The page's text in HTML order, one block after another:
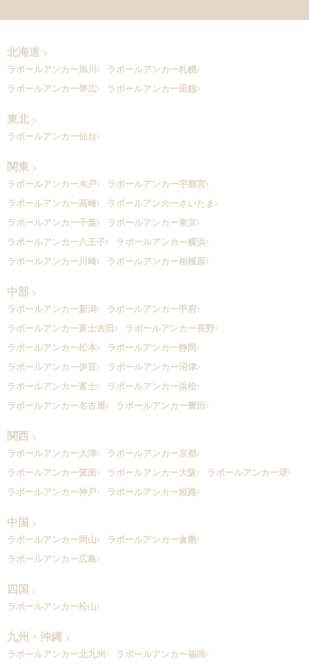
北海道
ラポールアンカー旭川
ラポールアンカー札幌
ラポールアンカー帯広
ラポールアンカー函館
東北
ラポールアンカー仙台
関東
ラポールアンカー水戸
ラポールアンカー宇都宮
ラポールアンカー高崎
ラポールアンカーさいたま
ラポールアンカー千葉
ラポールアンカー東京
ラポールアンカー八王子
ラポールアンカー横浜
ラポールアンカー川崎
ラポールアンカー相模原
中部
ラポールアンカー新潟
ラポールアンカー甲府
ラポールアンカー富士吉田
ラポールアンカー長野
ラポールアンカー松本
ラポールアンカー静岡
ラポールアンカー伊豆
ラポールアンカー沼津
ラポールアンカー富士
ラポールアンカー浜松
ラポールアンカー名古屋
ラポールアンカー豊田
関西
ラポールアンカー大津
ラポールアンカー京都
ラポールアンカー箕面
ラポールアンカー大阪
ラポールアンカー堺
ラポールアンカー神戸
ラポールアンカー姫路
中国
ラポールアンカー岡山
ラポールアンカー倉敷
ラポールアンカー広島
四国
ラポールアンカー松山
九州・沖縄
ラポールアンカー北九州 ラポールアンカー福岡